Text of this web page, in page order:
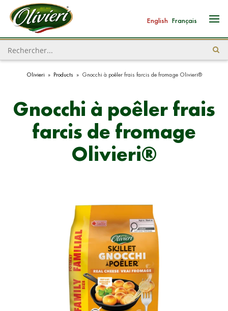
English Français
Olivieri » Products » Gnocchi à poêler frais farcis de fromage Olivieri®
Gnocchi à poêler frais
farcis de fromage
Olivieri®